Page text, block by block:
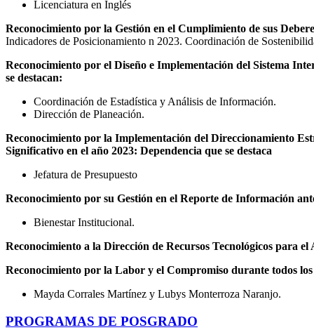
Licenciatura en Inglés
Reconocimiento por la Gestión en el Cumplimiento de sus
Indicadores de Posicionamiento n 2023. Coordinación de
Reconocimiento por el Diseño e Implementación del Sistema
se destacan:
Coordinación de Estadística y Análisis de Información.
Dirección de Planeación.
Reconocimiento por la Implementación del Direccionamiento
Significativo en el año 2023: Dependencia que se destaca
Jefatura de Presupuesto
Reconocimiento por su Gestión en el Reporte de Información
Bienestar Institucional.
Reconocimiento a la Dirección de Recursos Tecnológicos para
Reconocimiento por la Labor y el Compromiso durante todos
Mayda Corrales Martínez y Lubys Monterroza Naranjo.
PROGRAMAS DE POSGRADO